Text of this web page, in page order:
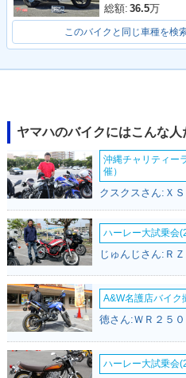
チェンジ
2016年 TRICITY 12
5 ABS・カラーチェ
2016年
5・カラーチ
総額: 36.5万
このバイクと同じ車種を検
ヤマハのバイクにはこんな
沖縄チャリティー
催）
クスクスさん:Ｘ
ハーレー大試乗会
じゅんじさん:Ｒ
A&W名護店バイ
徳さん:ＷＲ２５
ハーレー大試乗会